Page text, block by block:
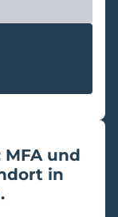
und
in